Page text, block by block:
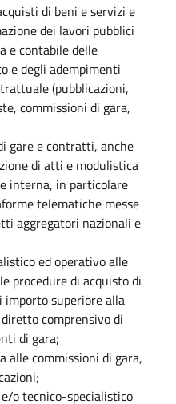
di beni e servizi e
dei lavori pubblici
e contabile delle
e degli adempimenti
(pubblicazioni,
commissioni di gara,
gare e contratti, anche
di atti e modulistica
interna, in particolare
telematiche messe
aggregatori nazionali e
ed operativo alle
procedure di acquisto di
importo superiore alla
comprensivo di
di gara;
alle commissioni di gara,
o tecnico-specialistico